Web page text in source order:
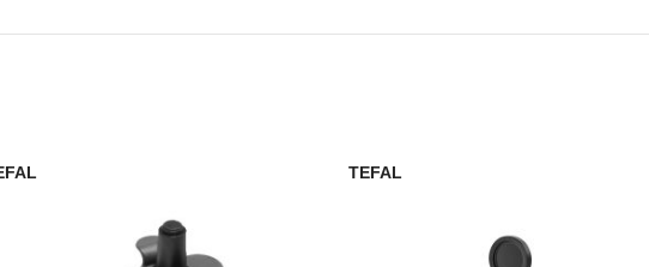
Fritteuse FZ70010012B ActiFry
TEFAL